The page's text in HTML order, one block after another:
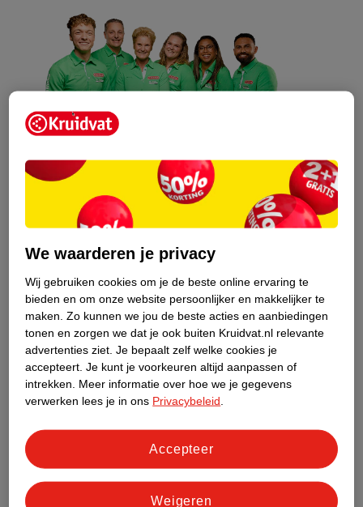
Kruidvat is een erkend specialist in
zelfzorg, ook online. Wat je
gezondheidsvraag ook is, stel hem aan
Stel je gezondheidsvraag
Ook in deze winkel
Kruidvat.nl ophaalpunt
Laat je bestelling snel en gemakkelijk bezorgen in de
Kruidvat is een gecertificeerd drogist. Dit betekent dat je
We waarderen je privacy
Wij gebruiken cookies om je de beste online ervaring te
bieden en om onze website persoonlijker en makkelijker te
maken. Zo kunnen we jou de beste acties en aanbiedingen
tonen en zorgen we dat je ook buiten Kruidvat.nl relevante
advertenties ziet. Je bepaalt zelf welke cookies je
accepteert. Je kunt je voorkeuren altijd aanpassen of
intrekken.
Meer informatie over hoe we je gegevens
verwerken lees je in ons Privacybeleid
Weigeren
Accepteer